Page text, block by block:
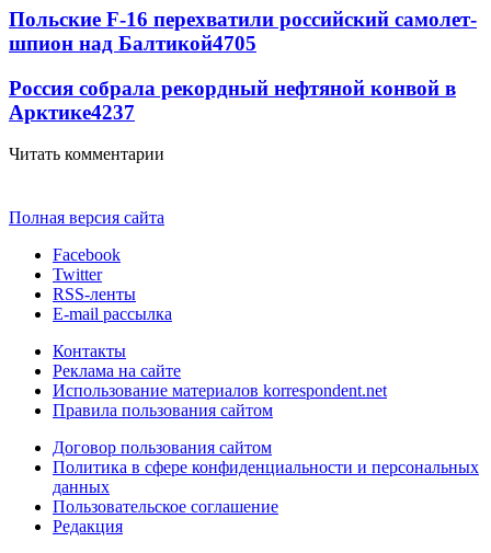
Польские F-16 перехватили российский самолет-
шпион над Балтикой4705
Россия собрала рекордный нефтяной конвой в
Арктике4237
Читать комментарии
Полная версия сайта
Facebook
Twitter
RSS-ленты
E-mail рассылка
Контакты
Реклама на сайте
Использование материалов korrespondent.net
Правила пользования сайтом
Договор пользования сайтом
Политика в сфере конфиденциальности и персональных
данных
Пользовательское соглашение
Редакция